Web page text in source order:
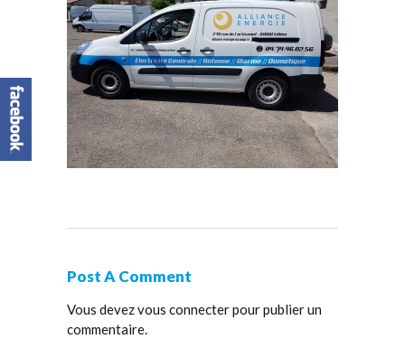
Post A Comment
Vous devezvous connecterpour publier un
commentaire.